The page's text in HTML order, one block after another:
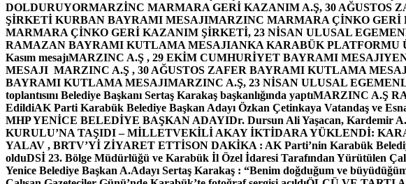
DOLDURUYORMARZİNC MARMARA GERİ KAZANIM A.Ş, 30 AĞUSTOS
ŞİRKETİ KURBAN BAYRAMI MESAJIMARZINC MARMARA ÇİNKO GERİ
MARMARA ÇİNKO GERİ KAZANIM ŞİRKETİ, 23 NİSAN ULUSAL
RAMAZAN BAYRAMI KUTLAMA MESAJIANKA KARABÜK PLATFORMU
Kasım mesajıMARZINC A.Ş , 29 EKİM CUMHURİYET BAYRAMI MESAJI
MESAJI MARZINC A.Ş , 30 AĞUSTOS ZAFER BAYRAMI KUTLAMA
BAYRAMI KUTLAMA MESAJIMARZINC A.Ş, 23 NİSAN ULUSAL
toplantısını Belediye Başkanı Sertaş Karakaş başkanlığında yaptıMARZINC A.Ş
EdildiAK Parti Karabük Belediye Başkan Adayı Özkan Çetinkaya Vatandaş ve
MHP YENİCE BELEDİYE BAŞKAN ADAYIDr. Dursun Ali Yaşacan, Kardemir
KURULU’NA TAŞIDI – MİLLETVEKİLİ AKAY İKTİDARA YÜKLENDİ:
YALAV , BRTV’Yİ ZİYARET ETTİSON DAKİKA : AK Parti’nin Karabük
olduDSİ 23. Bölge Müdürlüğü ve Karabük İl Özel İdaresi Tarafından Yürütülen
Yenice Belediye Başkan A.Adayı Sertaş Karakaş : “Benim doğduğum ve